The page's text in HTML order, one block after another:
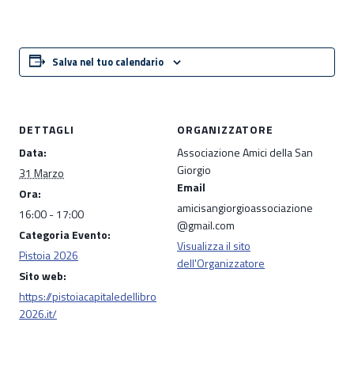
Salva nel tuo calendario
DETTAGLI
Data:
31 Marzo
Ora:
16:00 - 17:00
Categoria Evento:
Pistoia 2026
Sito web:
https://pistoiacapitaledellibro
2026.it/
ORGANIZZATORE
Associazione Amici della San
Giorgio
Email
amicisangiorgioassociazione
@gmail.com
Visualizza il sito
dell'Organizzatore